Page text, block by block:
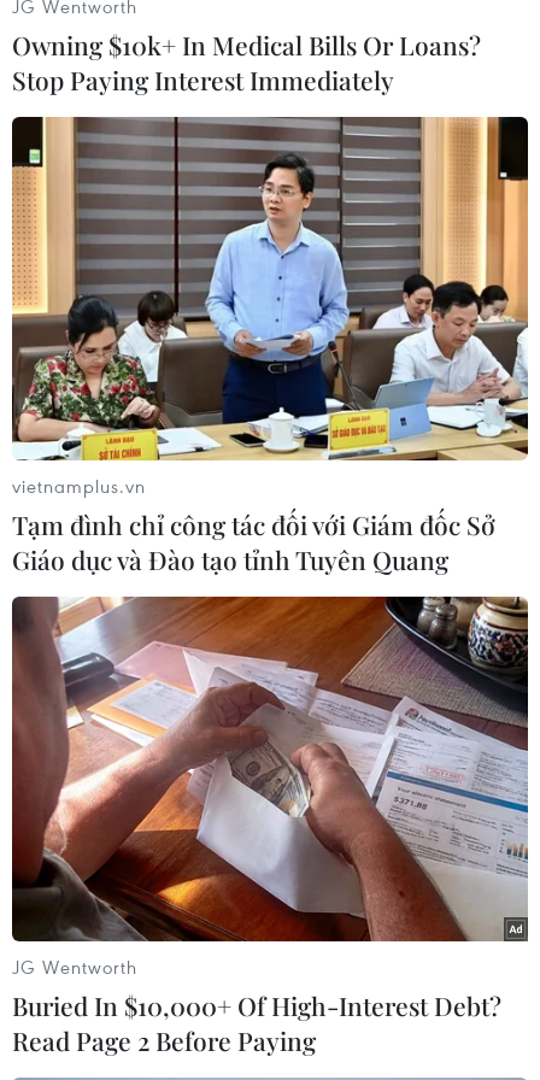
khai thác cây lụcbình trôi nổi theo dòng nước lũ
để đan giỏ xách, thảm, cải thiện cuộcsống./.
Thanh Tuấn (TTXVN)
#Long An #Ngân hàng chính sách xã hội
#Hộ nghèo
#Sống chung với lũ
#Hỗ trợ Long An Tây Ninh
Theo dõi VietnamPlus
TIN CÙNG CHUYÊN MỤC
Năm học 2026-2027: Không dạy
trước lớp 1, đẩy mạnh STEM, AI và
tiếng Anh
JG Wentworth
Owning $10k+ In Medical Bills Or Loans?
Stop Paying Interest Immediately
vietnamplus.vn
Tạm đình chỉ công tác đối với Giám đốc Sở
Giáo dục và Đào tạo tỉnh Tuyên Quang
JG Wentworth
Buried In $10,000+ Of High-Interest Debt?
Read Page 2 Before Paying